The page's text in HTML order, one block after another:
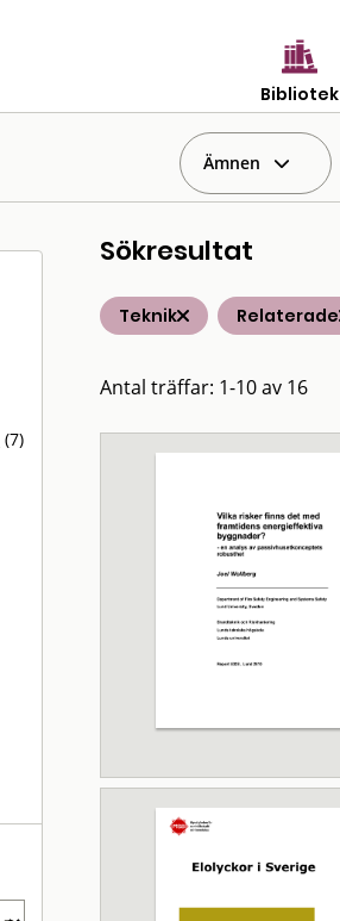
Bibliotek
Ämnen
(7)
Sökresultat
Teknik Relaterade
Antal träffar: 1-10 av 16